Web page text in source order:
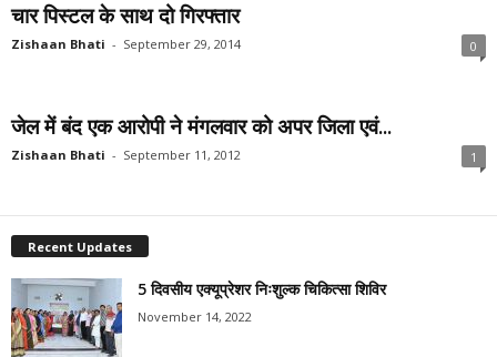
चार पिस्टल के साथ दो गिरफ्तार
Zishaan Bhati - September 29, 2014 0
जेल में बंद एक आरोपी ने मंगलवार को अपर जिला एवं...
Zishaan Bhati - September 11, 2012 1
Recent Updates
5 दिवसीय एक्यूप्रेशर निःशुल्क चिकित्सा शिविर
November 14, 2022